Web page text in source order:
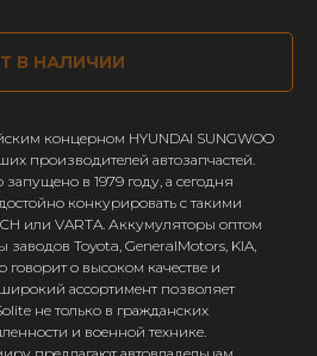
В НАЛИЧИИ
концерном HYUNDAI SUNGWOO
производителей автозапчастей.
в 1979 году, а сегодня
конкурировать с такими
или VARTA. Аккумуляторы оптом
заводов Toyota, GeneralMotors, KIA,
говорит о высоком качестве и
ассортимент позволяет
не только в гражданских
и военной технике.